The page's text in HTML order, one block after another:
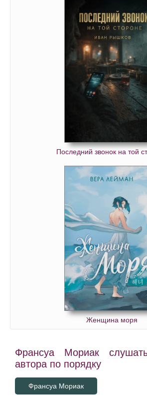
Последний звонок на той
Женщина моря
Франсуа Мориак
автора по порядку
Франсуа Мориак